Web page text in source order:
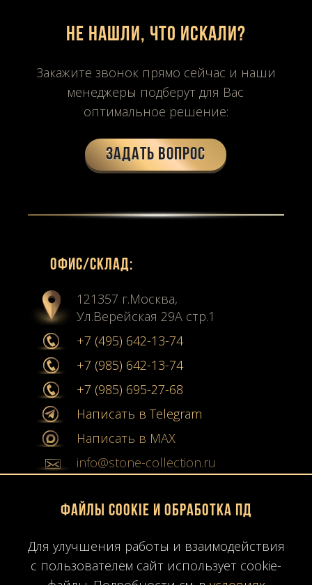
Не нашли, что искали?
Закажите звонок прямо сейчас и наши
менеджеры подберут для Вас
оптимальное решение:
Задать вопрос
Офиc/склад:
121357 г.Москва,
Ул.Верейская 29А стр.1
+7 (495) 642-13-74
+7 (985) 642-13-74
+7 (985) 695-27-68
Написать в Telegram
Написать в MAX
info@stone-collection.ru
Мы в социальных сетях:
Youtube
Файлы Cookie и обработка ПД
Для улучшения работы и взаимодействия
с пользователем сайт использует cookie-